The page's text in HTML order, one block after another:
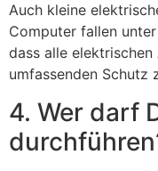
Auch kleine
Computer fallen
dass alle
umfassenden Schutz
4. Wer darf